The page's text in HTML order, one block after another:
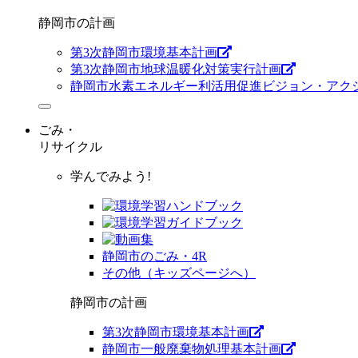
静岡市の計画
第3次静岡市環境基本計画
第3次静岡市地球温暖化対策実行計画
静岡市水素エネルギー利活用促進ビジョン・アク
ごみ・
リサイクル
学んでみよう!
静岡市のごみ・4R
その他（キッズページへ）
静岡市の計画
第3次静岡市環境基本計画
静岡市一般廃棄物処理基本計画